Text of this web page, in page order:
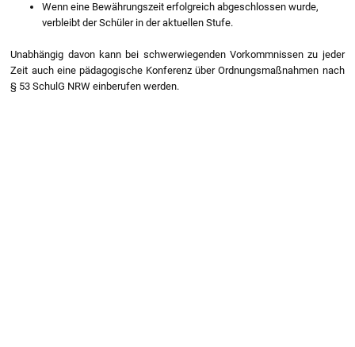
Wenn eine Bewährungszeit erfolgreich abgeschlossen wurde,
verbleibt der Schüler in der aktuellen Stufe.
Unabhängig davon kann bei schwerwiegenden Vorkommnissen zu jeder
Zeit auch eine pädagogische Konferenz über Ordnungsmaßnahmen nach
§ 53 SchulG NRW einberufen werden.